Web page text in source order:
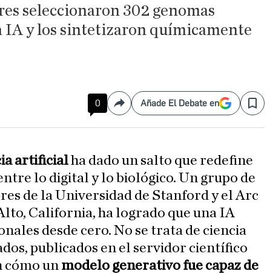
seleccionaron 302 genomas
IA y los sintetizaron químicamente
0 CompartirAñade El Debate en Save
artificialha dado un salto que redefine
lo digital y lo biológico. Un grupo de
de la Universidad de Stanford y el Arc
California, ha logrado que una IA
desde cero. No se trata de ciencia
publicados en el servidor científico
cómo un modelo generativo fue capaz de